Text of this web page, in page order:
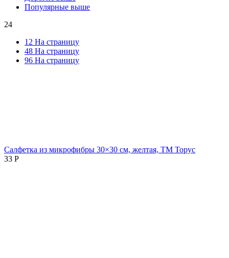
Популярные выше
24
12 На страницу
48 На страницу
96 На страницу
Салфетка из микрофибры 30×30 см, желтая, ТМ Торус
33 Р